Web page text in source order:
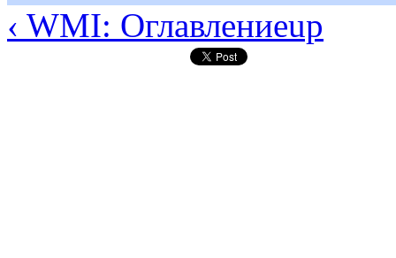
‹ WMI: Оглавлениеup